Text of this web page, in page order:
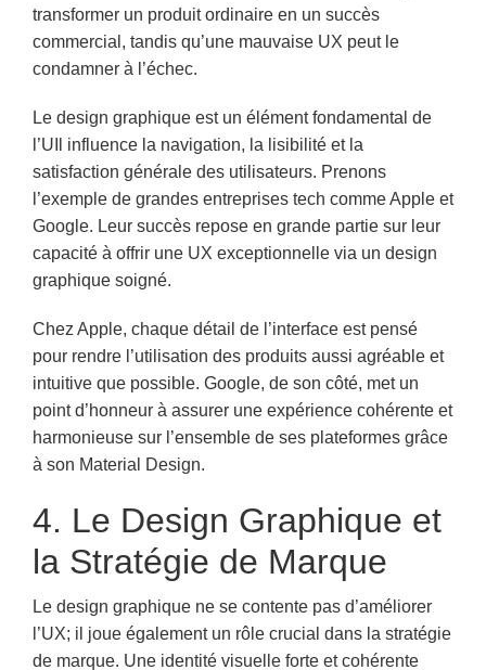
transformer un produit ordinaire en un succès
commercial, tandis qu’une mauvaise UX peut le
condamner à l’échec.
Le design graphique est un élément fondamental de
l’UIl influence la navigation, la lisibilité et la
satisfaction générale des utilisateurs. Prenons
l’exemple de grandes entreprises tech comme Apple et
Google. Leur succès repose en grande partie sur leur
capacité à offrir une UX exceptionnelle via un design
graphique soigné.
Chez Apple, chaque détail de l’interface est pensé
pour rendre l’utilisation des produits aussi agréable et
intuitive que possible. Google, de son côté, met un
point d’honneur à assurer une expérience cohérente et
harmonieuse sur l’ensemble de ses plateformes grâce
à son Material Design.
4. Le Design Graphique et
la Stratégie de Marque
Le design graphique ne se contente pas d’améliorer
l’UX; il joue également un rôle crucial dans la stratégie
de marque. Une identité visuelle forte et cohérente